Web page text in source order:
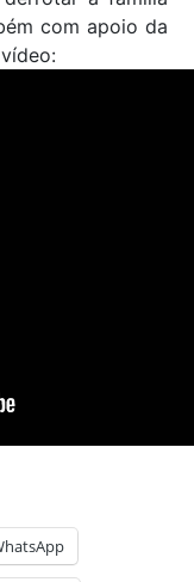
com apoio da